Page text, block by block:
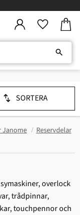
Reservdelar
overlock
trådpinnar,
touchpennor och
SORTERA